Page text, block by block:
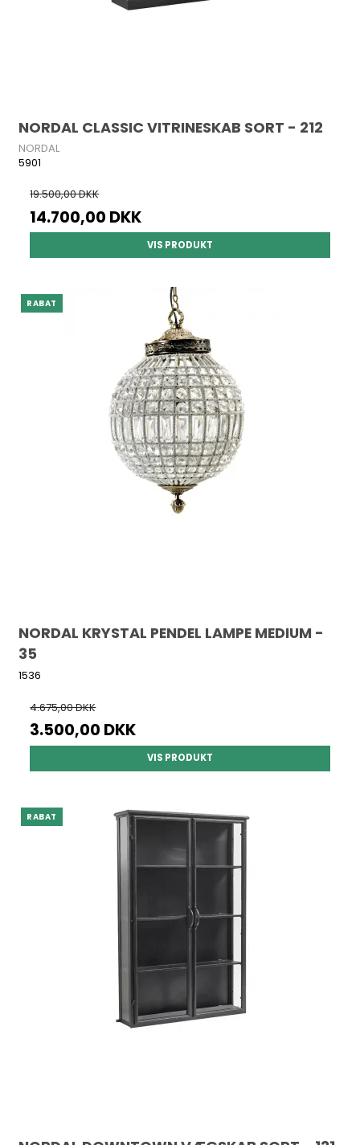
NORDAL CLASSIC VITRINESKAB SORT - 212
NORDAL
5901
19.500,00 DKK
14.700,00 DKK
VIS PRODUKT
RABAT
NORDAL KRYSTAL PENDEL LAMPE MEDIUM -
35
1536
4.675,00 DKK
3.500,00 DKK
VIS PRODUKT
RABAT